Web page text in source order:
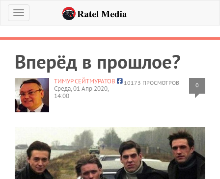
Меню
Вперёд в прошлое?
10173 ПРОСМОТРОВ 0
ТИМУР СЕЙТМУРАТОВ
Среда, 01 Апр 2020,
14:00